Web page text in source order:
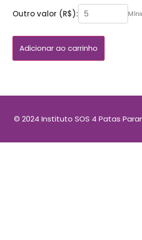
Outro valor (R$):
Adicionar ao carrinho
© 2024 Instituto SOS 4 Patas